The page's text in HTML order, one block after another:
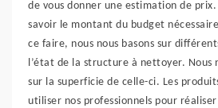
de vous donner une estimation de
savoir le montant du budget
ce faire, nous nous basons sur
l’état de la structure à nettoyer. Nous
sur la superficie de celle-ci. Les
utiliser nos professionnels pour